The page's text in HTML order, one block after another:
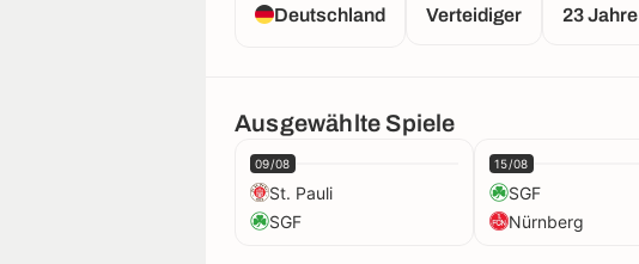
Deutschland Verteidiger 23 Jahre
Ausgewählte Spiele
09/08
St. Pauli
SGF
15/08
SGF
Nürnberg